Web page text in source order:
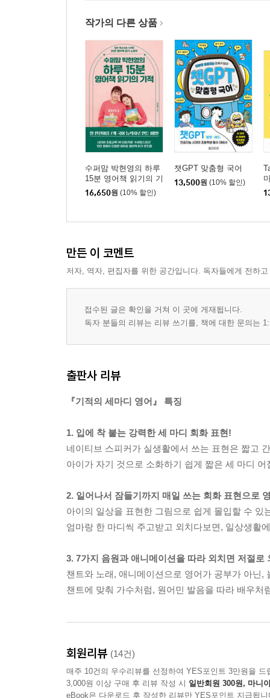
작가의 다른 상품
수퍼맘 박현영의 하루
15분 영어책 읽기의 기
적
16,650원 (10% 할인)
챗GPT 맞춤형 국어
13,500원 (10% 할인)
만든 이 코멘트
저자, 역자, 편집자를 위한 공간입니다. 독자들에게 전하
접수된 글은 확인을 거쳐 이 곳에 게재됩니다.
독자 분들의 리뷰는 리뷰 쓰기를, 책에 대한 문의는
출판사 리뷰
『기적의 세마디 영어』 특징
1. 입에 착 붙는 강력한 세 마디 회화 표현!
네이티브 스피커가 실생활에서 쓰는 표현은 짧고
아이가 자기 것으로 소화하기 쉽게 짧은 세 마디
2. 일어나서 잠들기까지 매일 쓰는 회화 표현으로
아이의 일상을 표현한 그림으로 쉽게 몰입할 수 있
엄마랑 한 마디씩 주고받고 외치다보면, 일상생활
3. 7가지 음원과 애니메이션을 따라 외치면 저절로
챈트와 노래, 애니메이션으로 영어가 공부가 아닌,
챈트에 맞춰 가수처럼, 원어민 발음을 따라 배우처
회원리뷰 (14건)
매주 10건의 우수리뷰를 선정하여 YES포인트 3만원을 드
3,000원 이상 구매 후 리뷰 작성 시 일반회원 300원, 마니
eBook은 다운로드 후 작성한 리뷰만 YES포인트 지급됩니